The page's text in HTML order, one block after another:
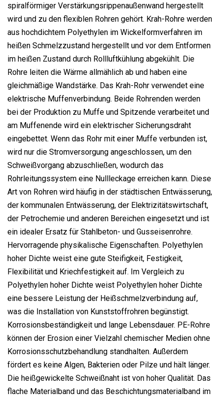
spiralförmiger Verstärkungsrippenaußenwand hergestellt
wird und zu den flexiblen Rohren gehört. Krah-Rohre werden
aus hochdichtem Polyethylen im Wickelformverfahren im
heißen Schmelzzustand hergestellt und vor dem Entformen
im heißen Zustand durch Rollluftkühlung abgekühlt. Die
Rohre leiten die Wärme allmählich ab und haben eine
gleichmäßige Wandstärke. Das Krah-Rohr verwendet eine
elektrische Muffenverbindung. Beide Rohrenden werden
bei der Produktion zu Muffe und Spitzende verarbeitet und
am Muffenende wird ein elektrischer Sicherungsdraht
eingebettet. Wenn das Rohr mit einer Muffe verbunden ist,
wird nur die Stromversorgung angeschlossen, um den
Schweißvorgang abzuschließen, wodurch das
Rohrleitungssystem eine Nullleckage erreichen kann. Diese
Art von Rohren wird häufig in der städtischen Entwässerung,
der kommunalen Entwässerung, der Elektrizitätswirtschaft,
der Petrochemie und anderen Bereichen eingesetzt und ist
ein idealer Ersatz für Stahlbeton- und Gusseisenrohre.
Hervorragende physikalische Eigenschaften. Polyethylen
hoher Dichte weist eine gute Steifigkeit, Festigkeit,
Flexibilität und Kriechfestigkeit auf. Im Vergleich zu
Polyethylen hoher Dichte weist Polyethylen hoher Dichte
eine bessere Leistung der Heißschmelzverbindung auf,
was die Installation von Kunststoffrohren begünstigt.
Korrosionsbeständigkeit und lange Lebensdauer. PE-Rohre
können der Erosion einer Vielzahl chemischer Medien ohne
Korrosionsschutzbehandlung standhalten. Außerdem
fördert es keine Algen, Bakterien oder Pilze und hält länger.
Die heißgewickelte Schweißnaht ist von hoher Qualität. Das
flache Materialband und das Beschichtungsmaterialband im